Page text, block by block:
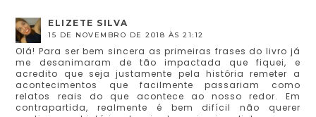
ELIZETE SILVA
15 DE NOVEMBRO DE 2018 ÀS 21:12
Olá! Para ser bem sincera as primeiras frases do livro já
me desanimaram de tão impactada que fiquei, e
acredito que seja justamente pela história remeter a
acontecimentos que facilmente passariam como
relatos reais do que acontece ao nosso redor. Em
contrapartida, realmente é bem difícil não querer